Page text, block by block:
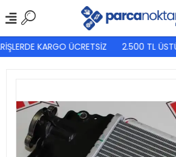
KARGO ÜCRETSİZ 2.500 TL